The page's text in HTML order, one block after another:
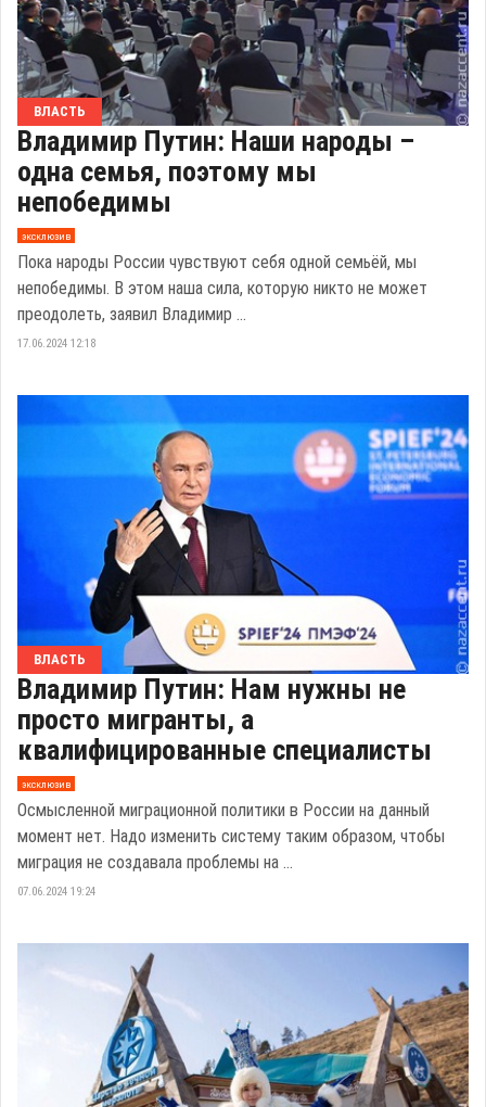
ВЛАСТЬ
Владимир Путин: Наши народы –
одна семья, поэтому мы
непобедимы
эксклюзив
Пока народы России чувствуют себя одной семьёй, мы
непобедимы. В этом наша сила, которую никто не может
преодолеть, заявил Владимир ...
17.06.2024 12:18
ВЛАСТЬ
Владимир Путин: Нам нужны не
просто мигранты, а
квалифицированные специалисты
эксклюзив
Осмысленной миграционной политики в России на данный
момент нет. Надо изменить систему таким образом, чтобы
миграция не создавала проблемы на ...
07.06.2024 19:24